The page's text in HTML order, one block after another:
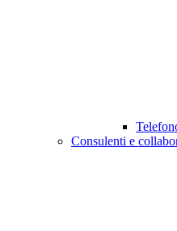
Consulenti e